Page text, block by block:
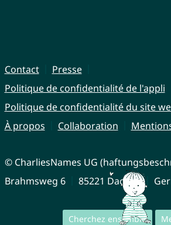
Cherchez ensemble
Contact
Presse
Politique de confidentialité de l'appli
Politique de confidentialité du site
À propos
Collaboration
© CharliesNames UG
Brahmsweg 6
85221 Dachau